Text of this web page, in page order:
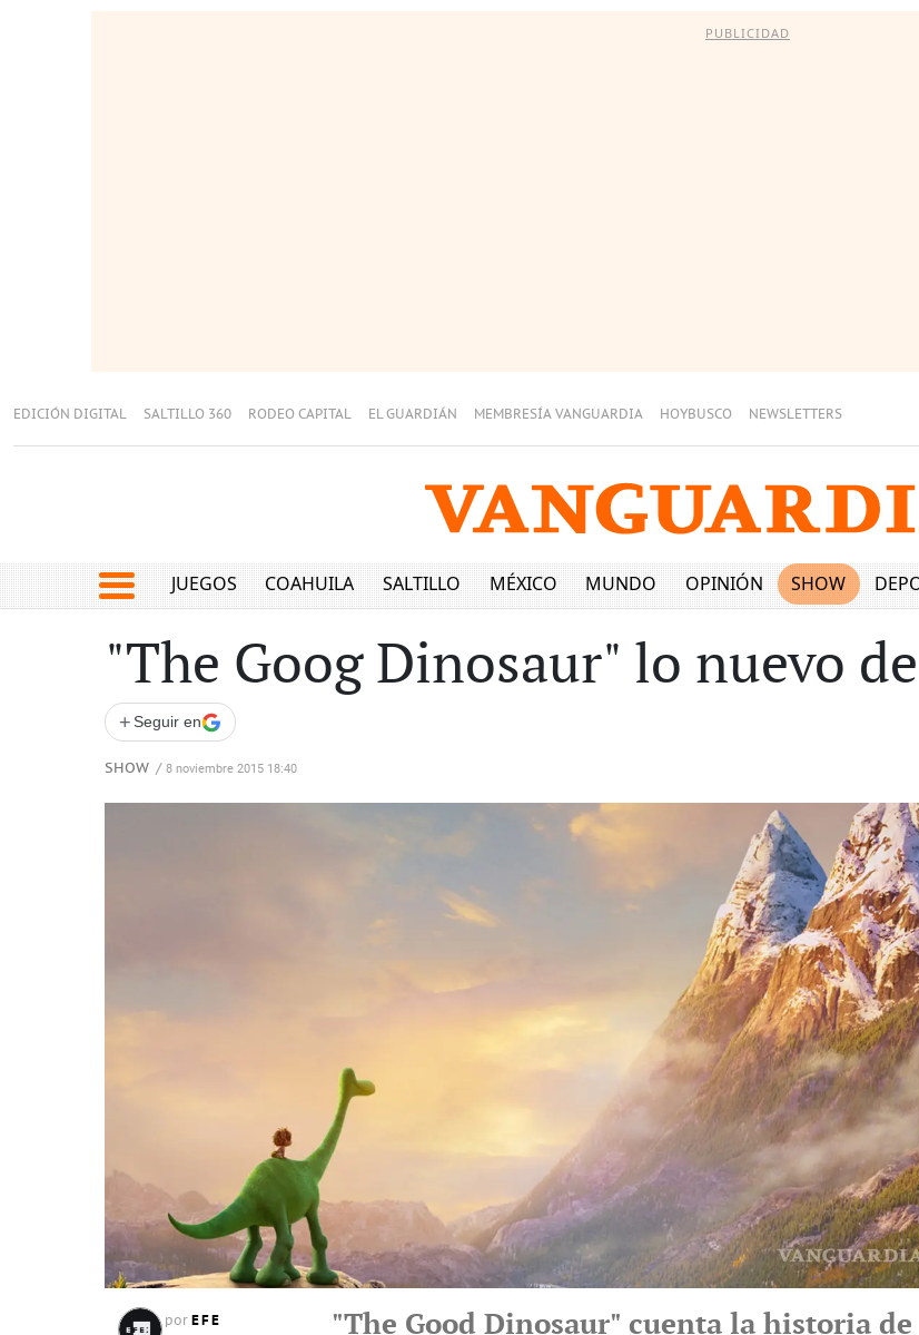
PUBLICIDAD
EDICIÓN DIGITAL SALTILLO 360 RODEO CAPITAL EL GUARDIÁN MEMBRESÍA VANGUARDIA HOYBUSCO NEWSLETTERS
JUEGOS COAHUILA SALTILLO MÉXICO MUNDO OPINIÓN SHOW
"The Goog Dinosaur" lo nuevo
+ Seguir en
SHOW / 8 noviembre 2015 18:40
por EFE
"The Good Dinosaur" cuenta la historia de